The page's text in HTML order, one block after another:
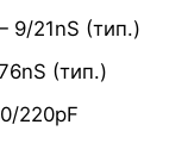
21nS (тип.)
(тип.)
220pF